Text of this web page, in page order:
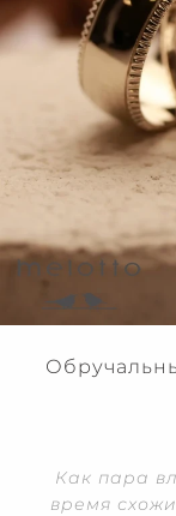
Как пара
время